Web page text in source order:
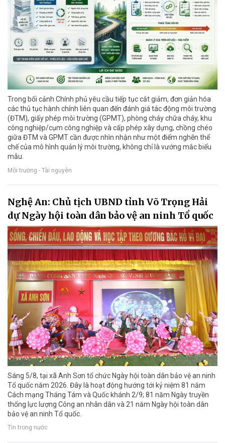
Trong bối cảnh Chính phủ yêu cầu tiếp tục cắt giảm, đơn giản hóa
các thủ tục hành chính liên quan đến đánh giá tác động môi trường
(ĐTM), giấy phép môi trường (GPMT), phòng cháy chữa cháy, khu
công nghiệp/cụm công nghiệp và cấp phép xây dựng, chồng chéo
giữa ĐTM và GPMT cần được nhìn nhận như một điểm nghẽn thể
chế của mô hình quản lý môi trường, không chỉ là vướng mắc biểu
mẫu.
Môi trường - Tài nguyên
Nghệ An: Chủ tịch UBND tỉnh Võ Trọng Hải
dự Ngày hội toàn dân bảo vệ an ninh Tổ quốc
Sáng 5/8, tại xã Anh Sơn tổ chức Ngày hội toàn dân bảo vệ an ninh
Tổ quốc năm 2026. Đây là hoạt động hướng tới kỷ niệm 81 năm
Cách mạng Tháng Tám và Quốc khánh 2/9; 81 năm Ngày truyền
thống lực lượng Công an nhân dân và 21 năm Ngày hội toàn dân
bảo vệ an ninh Tổ quốc.
Tin trong nước